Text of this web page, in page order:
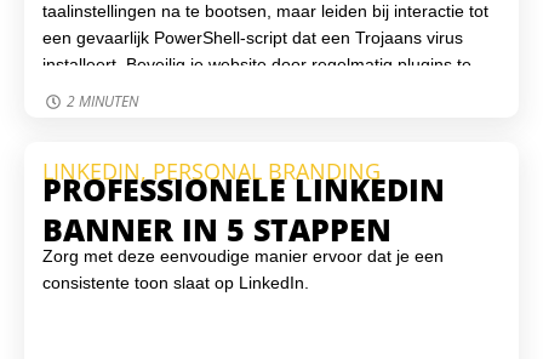
taalinstellingen na te bootsen, maar leiden bij interactie tot
een gevaarlijk PowerShell-script dat een Trojaans virus
installeert. Beveilig je website door regelmatig plugins te
controleren, een monitoring-tool in te stellen en sterke
beschermd te houden tegen online bedreigingen.
2 MINUTEN
LINKEDIN, PERSONAL BRANDING
PROFESSIONELE LINKEDIN
BANNER IN 5 STAPPEN
Zorg met deze eenvoudige manier ervoor dat je een
consistente toon slaat op LinkedIn.